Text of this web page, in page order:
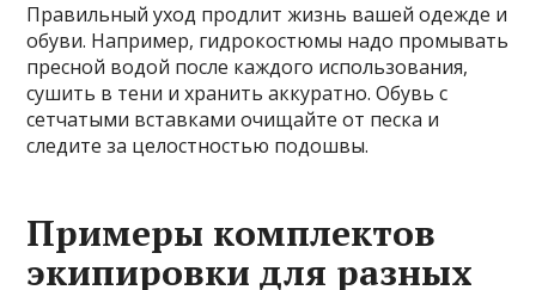
Правильный уход продлит жизнь вашей одежде и
обуви. Например, гидрокостюмы надо промывать
пресной водой после каждого использования,
сушить в тени и хранить аккуратно. Обувь с
сетчатыми вставками очищайте от песка и
следите за целостностью подошвы.
Примеры комплектов
экипировки для разных